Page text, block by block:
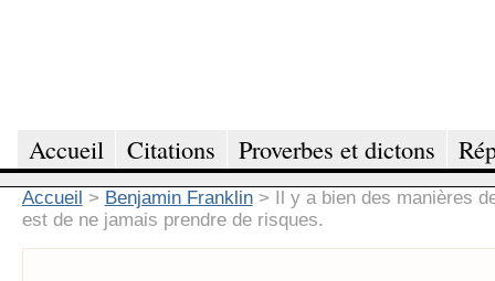
Accueil Citations Proverbes et dictons
Accueil > Benjamin Franklin > Il y a bien des manières
est de ne jamais prendre de risques.